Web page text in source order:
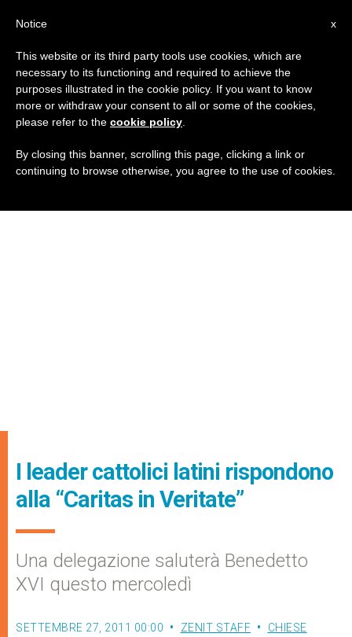
I leader cattolici latini rispondono
alla “Caritas in Veritate”
Una delegazione saluterà Benedetto
XVI questo mercoledì
SETTEMBRE 27, 2011 00:00 ZENIT STAFF
CHIESE
x
Notice
This website or its third party tools use cookies, which are
necessary to its functioning and required to achieve the
purposes illustrated in the cookie policy. If you want to know
more or withdraw your consent to all or some of the cookies,
please refer to the cookie policy
By closing this banner, scrolling this page, clicking a link or
continuing to browse otherwise, you agree to the use of cookies.